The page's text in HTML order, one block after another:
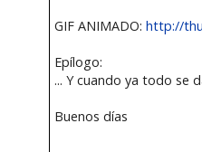
GIF ANIMADO: http://
Epílogo:
... Y cuando ya todo se
Buenos días